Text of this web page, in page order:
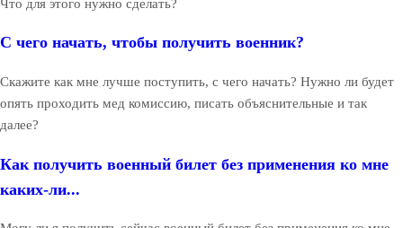
Что для этого нужно сделать?
С чего начать, чтобы получить военник?
Скажите как мне лучше поступить, с чего начать? Нужно ли будет
опять проходить мед комиссию, писать объяснительные и так
далее?
Как получить военный билет без применения ко мне
каких-ли...